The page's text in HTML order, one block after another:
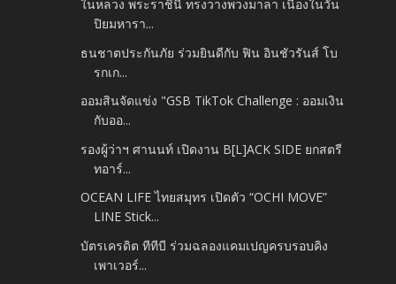
ในหลวง พระราชินี ทรงวางพวงมาลา เนื่องในวัน
ปิยมหารา...
ธนชาตประกันภัย ร่วมยินดีกับ ฟิน อินชัวรันส์ โบ
รกเก...
ออมสินจัดแข่ง "GSB TikTok Challenge : ออมเงิน
กับออ...
รองผู้ว่าฯ ศานนท์ เปิดงาน B[L]ACK SIDE ยกสตรี
ทอาร์...
OCEAN LIFE ไทยสมุทร เปิดตัว “OCHI MOVE”
LINE Stick...
บัตรเครดิต ทีทีบี ร่วมฉลองแคมเปญครบรอบคิง
เพาเวอร์...